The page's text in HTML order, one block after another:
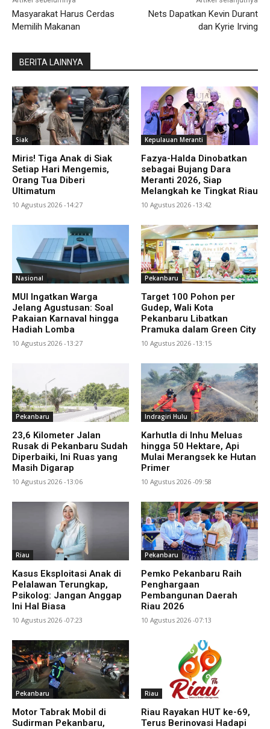
Masyarakat Harus Cerdas
Memilih Makanan
Nets Dapatkan Kevin Durant
dan Kyrie Irving
BERITA LAINNYA
Siak
Miris! Tiga Anak di Siak
Setiap Hari Mengemis,
Orang Tua Diberi
Ultimatum
10 Agustus 2026 -14:27
Kepulauan Meranti
Fazya-Halda Dinobatkan
sebagai Bujang Dara
Meranti 2026, Siap
Melangkah ke Tingkat Riau
10 Agustus 2026 -13:42
Nasional
MUI Ingatkan Warga
Jelang Agustusan: Soal
Pakaian Karnaval hingga
Hadiah Lomba
10 Agustus 2026 -13:27
Pekanbaru
Target 100 Pohon per
Gudep, Wali Kota
Pekanbaru Libatkan
Pramuka dalam Green City
10 Agustus 2026 -13:15
Pekanbaru
23,6 Kilometer Jalan
Rusak di Pekanbaru Sudah
Diperbaiki, Ini Ruas yang
Masih Digarap
10 Agustus 2026 -13:06
Indragiri Hulu
Karhutla di Inhu Meluas
hingga 50 Hektare, Api
Mulai Merangsek ke Hutan
Primer
10 Agustus 2026 -09:58
Riau
Kasus Eksploitasi Anak di
Pelalawan Terungkap,
Psikolog: Jangan Anggap
Ini Hal Biasa
10 Agustus 2026 -07:23
Pekanbaru
Pemko Pekanbaru Raih
Penghargaan
Pembangunan Daerah
Riau 2026
10 Agustus 2026 -07:13
Pekanbaru
Motor Tabrak Mobil di
Sudirman Pekanbaru,
Riau
Riau Rayakan HUT ke-69,
Terus Berinovasi Hadapi